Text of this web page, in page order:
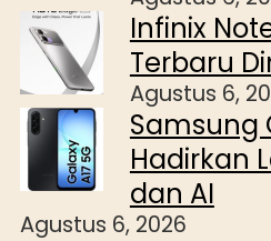
Infinix
Terbaru
Agustus 6,
Samsung
Hadirkan
dan AI
Agustus 6, 2026